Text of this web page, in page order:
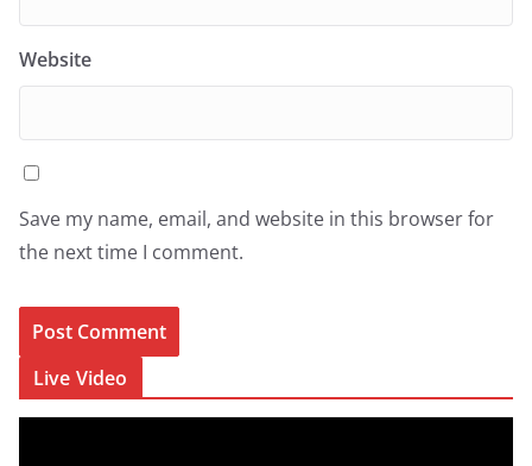
Website
Save my name, email, and website in this browser for
the next time I comment.
Live Video